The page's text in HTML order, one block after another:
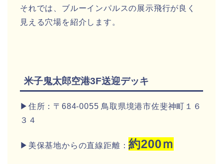
それでは、ブルーインパルスの展示飛行が良く
見える穴場を紹介します。
米子鬼太郎空港3F送迎デッキ
▶住所：〒684-0055 鳥取県境港市佐斐神町１６
３４
▶美保基地からの直線距離：約200ｍ